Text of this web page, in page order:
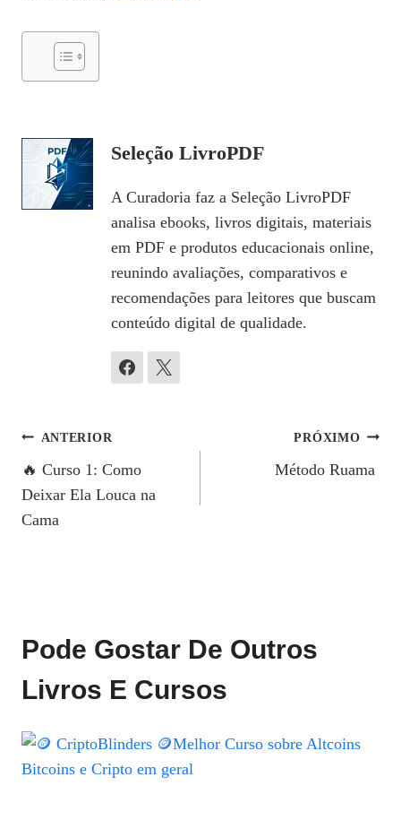
Seleção LivroPDF
A Curadoria faz a Seleção LivroPDF
analisa ebooks, livros digitais, materiais
em PDF e produtos educacionais online,
reunindo avaliações, comparativos e
recomendações para leitores que buscam
conteúdo digital de qualidade.
Navegação
De
Post
ANTERIOR
🔥 Curso 1: Como
Deixar Ela Louca na
Cama
PRÓXIMO
Método Ruama
Pode Gostar De Outros
Livros E Cursos